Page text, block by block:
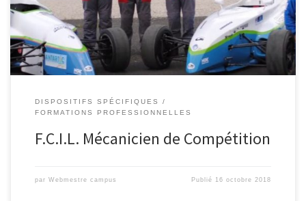
électriques et aérodynamiques […]
DISPOSITIFS SPÉCIFIQUES
FORMATIONS PROFESSIONNELLES
F.C.I.L. Mécanicien de Compétition
par Webmestre campus Publié 16 octobre 2018